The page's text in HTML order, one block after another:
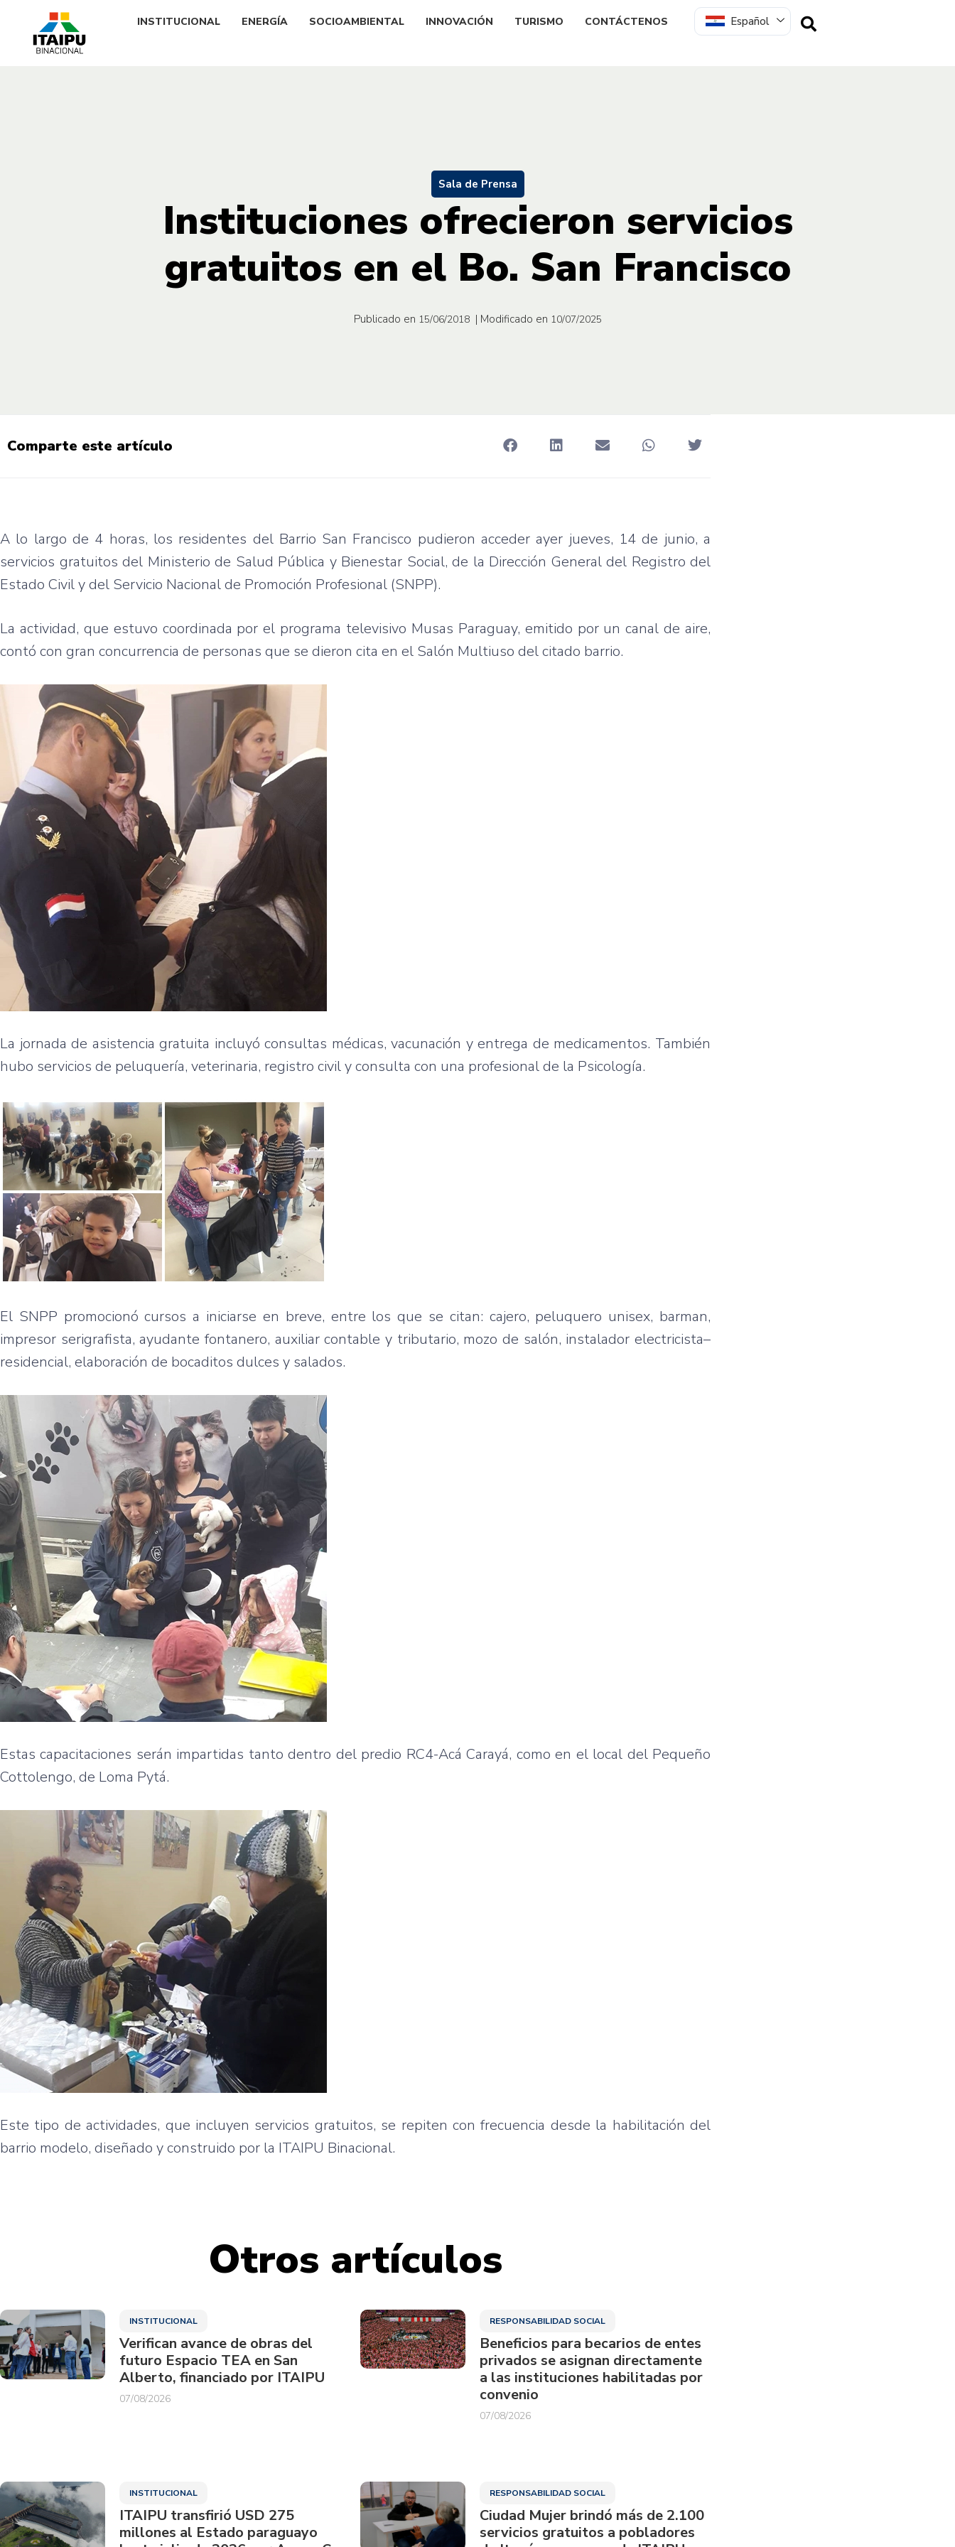
INSTITUCIONAL ENERGÍA SOCIOAMBIENTAL INNOVACIÓN TURISMO CONTÁCTENOS Español
Sala de Prensa
Instituciones ofrecieron servicios
gratuitos en el Bo. San Francisco
Publicado en 15/06/2018 | Modificado en 10/07/2025
Comparte este artículo
A lo largo de 4 horas, los residentes del Barrio San Francisco pudieron acceder ayer jueves, 14 de junio, a
servicios gratuitos del Ministerio de Salud Pública y Bienestar Social, de la Dirección General del Registro del
Estado Civil y del Servicio Nacional de Promoción Profesional (SNPP).
La actividad, que estuvo coordinada por el programa televisivo Musas Paraguay, emitido por un canal de aire,
contó con gran concurrencia de personas que se dieron cita en el Salón Multiuso del citado barrio.
La jornada de asistencia gratuita incluyó consultas médicas, vacunación y entrega de medicamentos. También
hubo servicios de peluquería, veterinaria, registro civil y consulta con una profesional de la Psicología.
El SNPP promocionó cursos a iniciarse en breve, entre los que se citan: cajero, peluquero unisex, barman,
impresor serigrafista, ayudante fontanero, auxiliar contable y tributario, mozo de salón, instalador electricista–
residencial, elaboración de bocaditos dulces y salados.
Estas capacitaciones serán impartidas tanto dentro del predio RC4-Acá Carayá, como en el local del Pequeño
Cottolengo, de Loma Pytá.
Este tipo de actividades, que incluyen servicios gratuitos, se repiten con frecuencia desde la habilitación del
barrio modelo, diseñado y construido por la ITAIPU Binacional.
Otros artículos
INSTITUCIONAL
Verifican avance de obras del
futuro Espacio TEA en San
Alberto, financiado por ITAIPU
07/08/2026
RESPONSABILIDAD SOCIAL
Beneficios para becarios de entes
privados se asignan directamente
a las instituciones habilitadas por
convenio
07/08/2026
INSTITUCIONAL
ITAIPU transfirió USD 275
millones al Estado paraguayo
RESPONSABILIDAD SOCIAL
Ciudad Mujer brindó más de 2.100
servicios gratuitos a pobladores